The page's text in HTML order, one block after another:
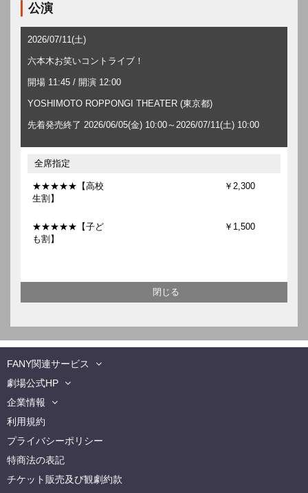
公演
2026/07/11(土)
六本木お笑いコントライブ！
開場 11:45 / 開演 12:00
YOSHIMOTO ROPPONGI THEATER (東京都)
先着発売終了 2026/06/05(金) 10:00～2026/07/11(土) 10:00
全席指定
★★★★★【高校
生割】
￥2,300
★★★★★【子ど
も割】
￥1,500
FANY関連サービス
劇場公式HP
企業情報
利用規約
プライバシーポリシー
特商法の表記
チケット販売及び観劇約款